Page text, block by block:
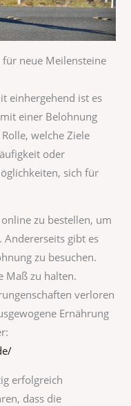
für neue Meilensteine
einhergehend ist es
einer Belohnung
welche Ziele
oder
sich für
zu bestellen, um
Andererseits gibt es
zu besuchen.
Maß zu halten.
verloren
Ernährung
erfolgreich
dass die